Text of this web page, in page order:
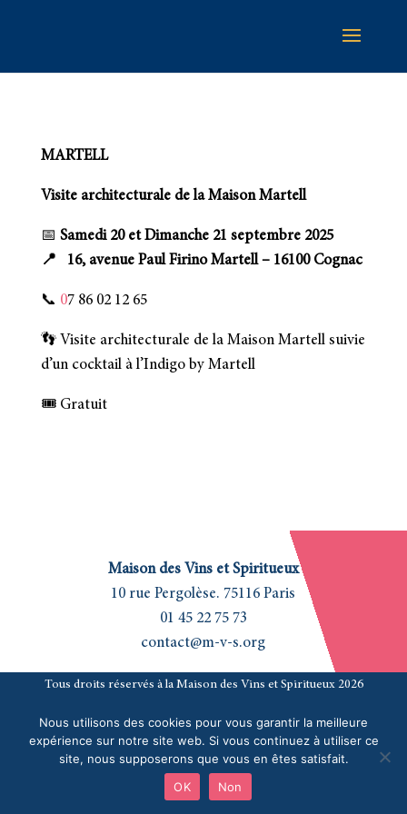
MARTELL
Visite architecturale de la Maison Martell
📅 Samedi 20 et Dimanche 21 septembre 2025
📍 16, avenue Paul Firino Martell – 16100 Cognac
📞 07 86 02 12 65
👣 Visite architecturale de la Maison Martell suivie
d’un cocktail à l’Indigo by Martell
🎟️ Gratuit
Maison des Vins et Spiritueux
10 rue Pergolèse. 75116 Paris
01 45 22 75 73
contact@m-v-s.org
Tous droits réservés à la Maison des Vins et Spiritueux 2026
réalisé par l’agence
Pardalys
Nous utilisons des cookies pour vous garantir la meilleure
expérience sur notre site web. Si vous continuez à utiliser ce
site, nous supposerons que vous en êtes satisfait.
OK
Non